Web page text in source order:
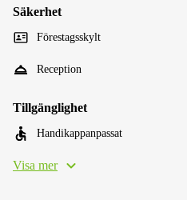
Säkerhet
Förestagsskylt
Reception
Tillgänglighet
Handikappanpassat
Visa mer